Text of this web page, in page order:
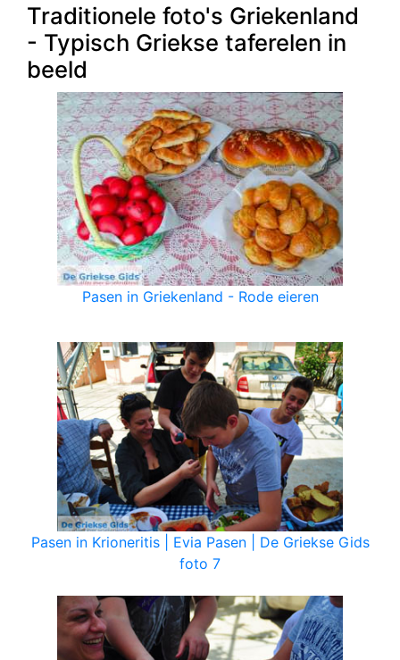
Traditionele foto's Griekenland
- Typisch Griekse taferelen in
beeld
Pasen in Griekenland - Rode eieren
Pasen in Krioneritis | Evia Pasen | De Griekse Gids
foto 7